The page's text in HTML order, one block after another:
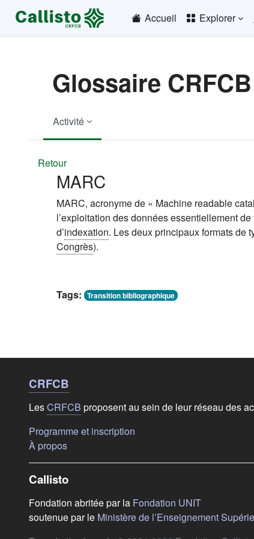
Passer au contenu principal
Accueil
Explorer
Glossaire CRFCB
Activité
Retour
MARC
MARC, acronyme de « Machine readable
l’exploitation des données essentiellement
d’indexation. Les deux principaux formats de
Congrès).
Tags: Transition bibliographique
Liens de bas de
CRFCB
LesCRFCB proposent au sein de leur réseau des
Programme et inscription
À propos(s'ouvre dans un nouvel onglet)
Callisto
Fondation abritée par la Fondation UNIT(s'ouvre
soutenue par le Ministère de l’Enseignement